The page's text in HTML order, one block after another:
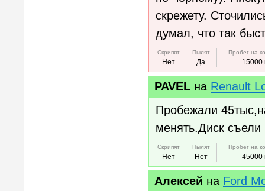
скрежету.
думал, что так
Скрипят
Нет
Пылят
Да
Пробег на
15000
PAVEL на Renault
Пробежали
менять.Диск
Скрипят
Нет
Пылят
Нет
Пробег на
45000
Алексей на Ford